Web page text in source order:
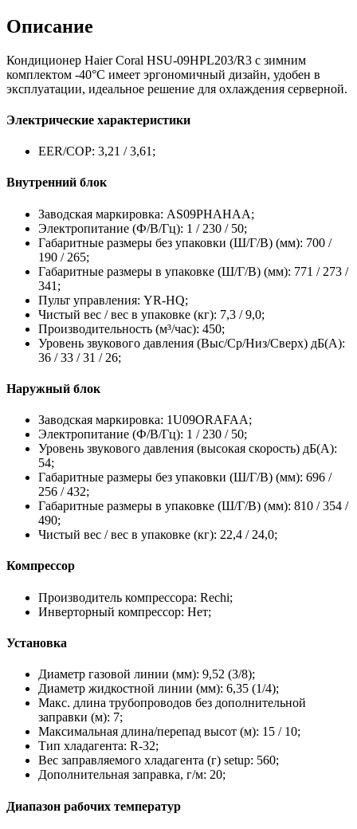
Описание
Кондиционер Haier Coral HSU-09HPL203/R3 с зимним
комплектом -40°C имеет эргономичный дизайн, удобен в
эксплуатации, идеальное решение для охлаждения серверной.
Электрические характеристики
EER/COP: 3,21 / 3,61;
Внутренний блок
Заводская маркировка: AS09PHAHAA;
Электропитание (Ф/В/Гц): 1 / 230 / 50;
Габаритные размеры без упаковки (Ш/Г/В) (мм): 700 /
190 / 265;
Габаритные размеры в упаковке (Ш/Г/В) (мм): 771 / 273 /
341;
Пульт управления: YR-HQ;
Чистый вес / вес в упаковке (кг): 7,3 / 9,0;
Производительность (м³/час): 450;
Уровень звукового давления (Выс/Ср/Низ/Сверх) дБ(А):
36 / 33 / 31 / 26;
Наружный блок
Заводская маркировка: 1U09ORAFAA;
Электропитание (Ф/В/Гц): 1 / 230 / 50;
Уровень звукового давления (высокая скорость) дБ(А):
54;
Габаритные размеры без упаковки (Ш/Г/В) (мм): 696 /
256 / 432;
Габаритные размеры в упаковке (Ш/Г/В) (мм): 810 / 354 /
490;
Чистый вес / вес в упаковке (кг): 22,4 / 24,0;
Компрессор
Производитель компрессора: Rechi;
Инверторный компрессор: Нет;
Установка
Диаметр газовой линии (мм): 9,52 (3/8);
Диаметр жидкостной линии (мм): 6,35 (1/4);
Макс. длина трубопроводов без дополнительной
заправки (м): 7;
Максимальная длина/перепад высот (м): 15 / 10;
Тип хладагента: R-32;
Вес заправляемого хладагента (г) setup: 560;
Дополнительная заправка, г/м: 20;
Диапазон рабочих температур